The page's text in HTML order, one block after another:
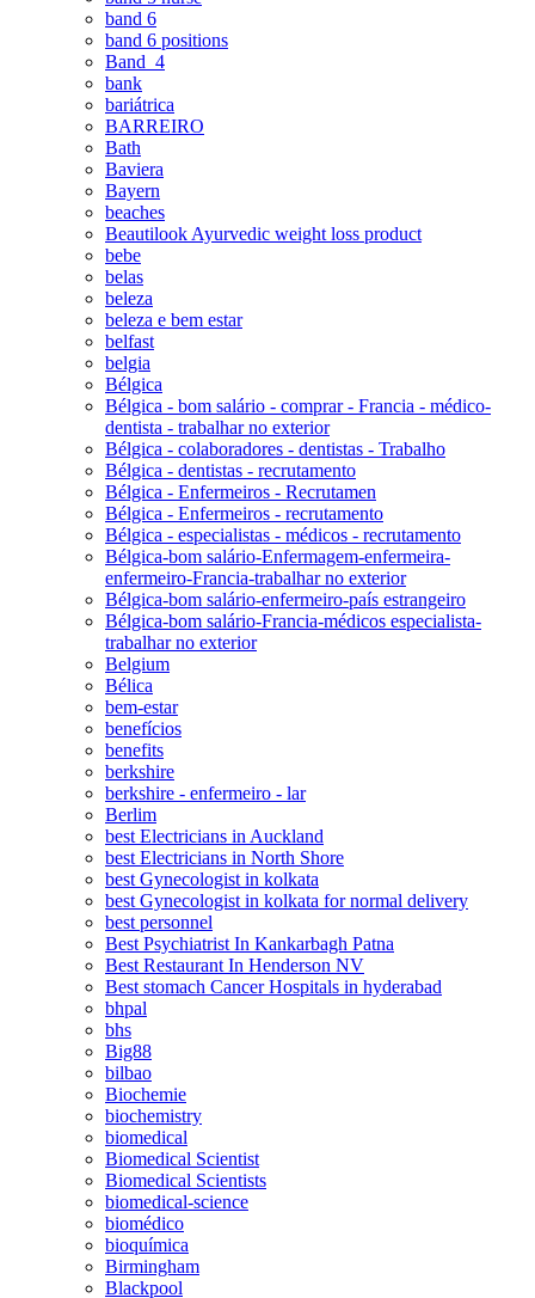
band 6
band 6 positions
Band_4
bank
bariátrica
BARREIRO
Bath
Baviera
Bayern
beaches
Beautilook Ayurvedic weight loss product
bebe
belas
beleza
beleza e bem estar
belfast
belgia
Bélgica
Bélgica - bom salário - comprar - Francia - médico-
dentista - trabalhar no exterior
Bélgica - colaboradores - dentistas - Trabalho
Bélgica - dentistas - recrutamento
Bélgica - Enfermeiros - Recrutamen
Bélgica - Enfermeiros - recrutamento
Bélgica - especialistas - médicos - recrutamento
Bélgica-bom salário-Enfermagem-enfermeira-
enfermeiro-Francia-trabalhar no exterior
Bélgica-bom salário-enfermeiro-país estrangeiro
Bélgica-bom salário-Francia-médicos especialista-
trabalhar no exterior
Belgium
Bélica
bem-estar
benefícios
benefits
berkshire
berkshire - enfermeiro - lar
Berlim
best Electricians in Auckland
best Electricians in North Shore
best Gynecologist in kolkata
best Gynecologist in kolkata for normal delivery
best personnel
Best Psychiatrist In Kankarbagh Patna
Best Restaurant In Henderson NV
Best stomach Cancer Hospitals in hyderabad
bhpal
bhs
Big88
bilbao
Biochemie
biochemistry
biomedical
Biomedical Scientist
Biomedical Scientists
biomedical-science
biomédico
bioquímica
Birmingham
Blackpool